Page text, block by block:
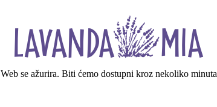
Web se ažurira. Biti ćemo dostupni kroz nekoliko minuta